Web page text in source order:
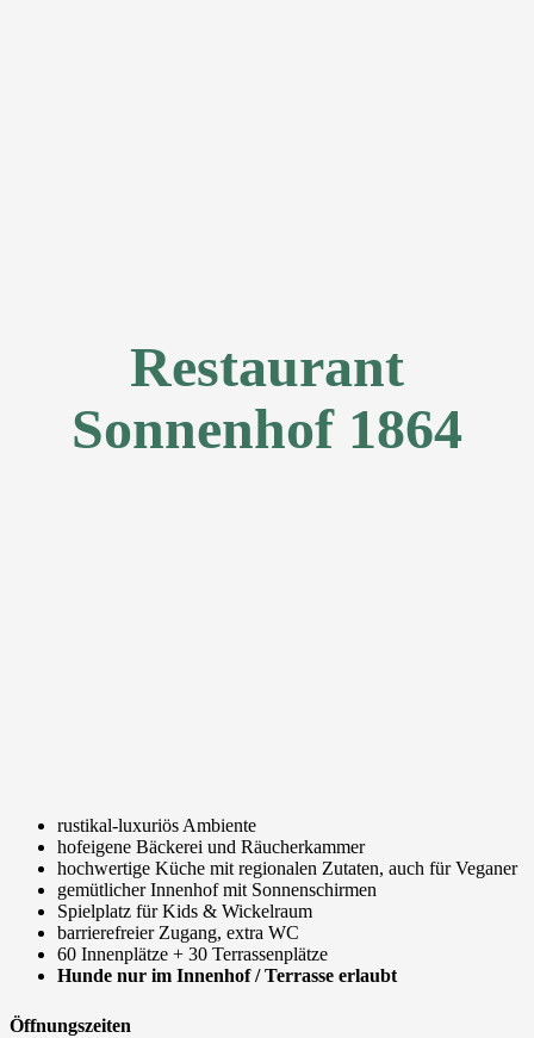
Restaurant
Sonnenhof 1864
rustikal-luxuriös Ambiente
hofeigene Bäckerei und Räucherkammer
hochwertige Küche mit regionalen Zutaten, auch für Veganer
gemütlicher Innenhof mit Sonnenschirmen
Spielplatz für Kids & Wickelraum
barrierefreier Zugang, extra WC
60 Innenplätze + 30 Terrassenplätze
Hunde nur im Innenhof / Terrasse erlaubt
Öffnungszeiten